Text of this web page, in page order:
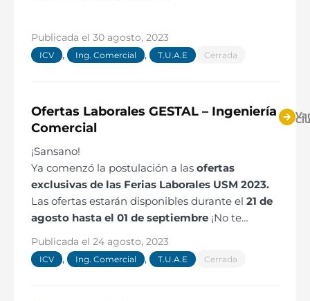
Publicada el 30 agosto, 2023
ICV , Ing. Comercial , T.U.A.E Cerrada
Ofertas Laborales GESTAL – Ingeniería
Comercial
¡Sansano!
Ya comenzó la postulación a las ofertas
exclusivas de las Ferias Laborales USM 2023.
Las ofertas estarán disponibles durante el 21 de
agosto hasta el 01 de septiembre ¡No te
quedes fuera!
Publicada el 24 agosto, 2023
ICV , Ing. Comercial , T.U.A.E Cerrada